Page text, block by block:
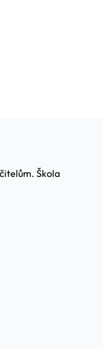
Škola